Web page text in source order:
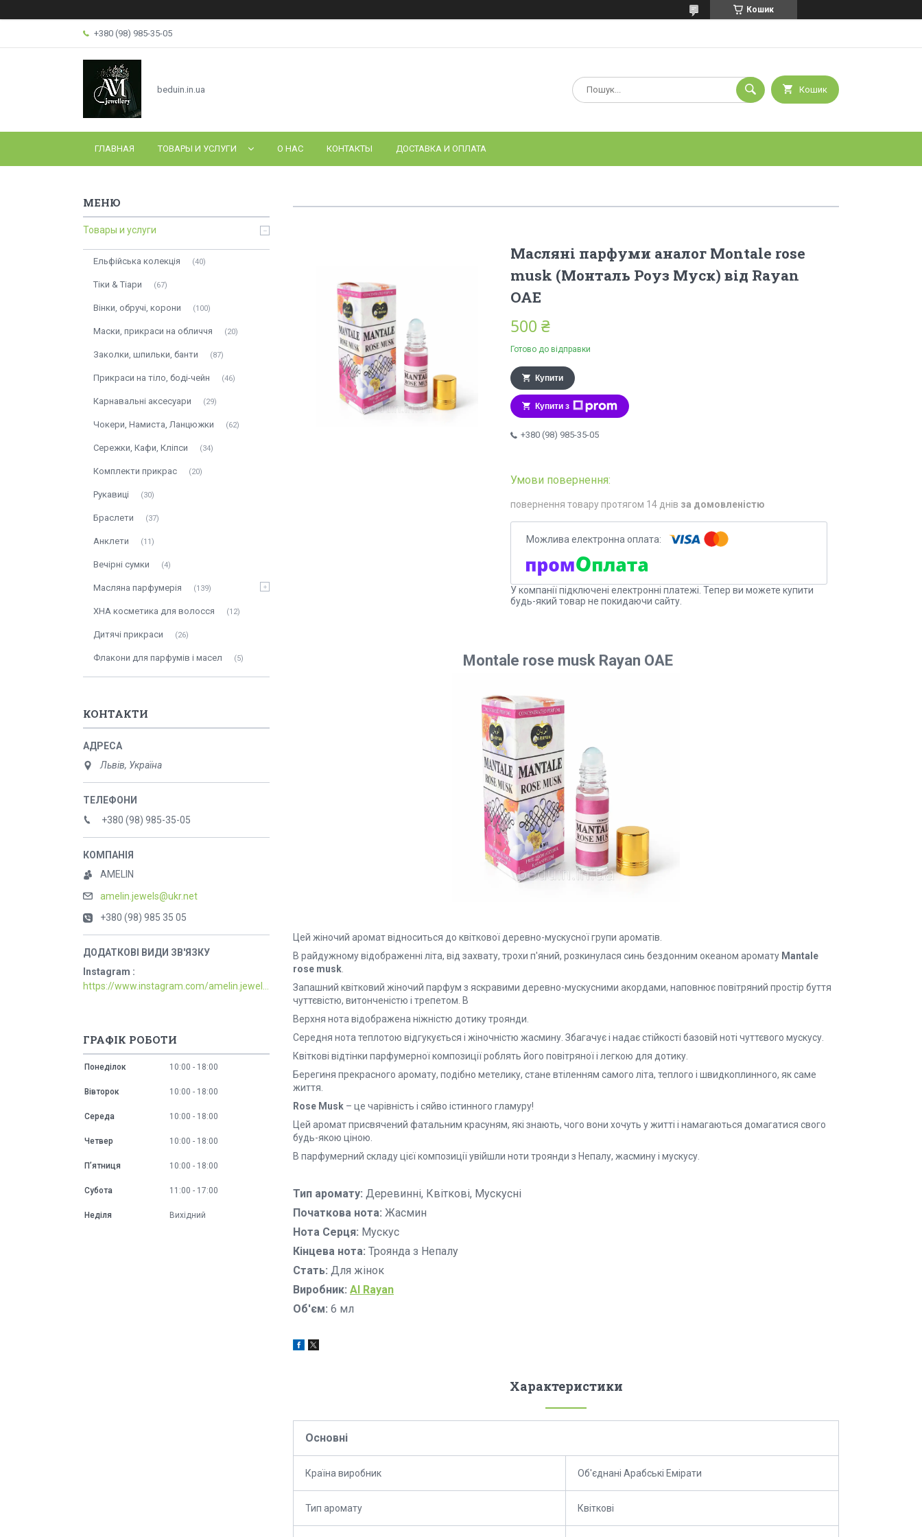
Кошик
+380 (98) 985-35-05
beduin.in.ua Кошик
ГЛАВНАЯ ТОВАРЫ И УСЛУГИ О НАС КОНТАКТЫ ДОСТАВКА И ОПЛАТА
Масляні парфуми аналог Montale rose
musk (Монталь Роуз Муск) від Rayan
ОАЕ
500 ₴
Готово до відправки
Купити
Купити з
+380 (98) 985-35-05
повернення товару протягом 14 днів за домовленістю
У компанії підключені електронні платежі. Тепер ви можете купити
будь-який товар не покидаючи сайту.
Montale rose musk Rayan ОАЕ
Цей жіночий аромат відноситься до квіткової деревно-мускусної групи ароматів.
В райдужному відображенні літа, від захвату, трохи п'яний, розкинулася синь бездонним океаном аромату Mantale
rose musk.
Запашний квітковий жіночий парфум з яскравими деревно-мускусними акордами, наповнює повітряний простір буття
чуттєвістю, витонченістю і трепетом. В
Верхня нота відображена ніжністю дотику троянди.
Середня нота теплотою відгукується і жіночністю жасмину. Збагачує і надає стійкості базовій ноті чуттєвого мускусу.
Квіткові відтінки парфумерної композиції роблять його повітряної і легкою для дотику.
Берегиня прекрасного аромату, подібно метелику, стане втіленням самого літа, теплого і швидкоплинного, як саме
життя.
Rose Musk – це чарівність і сяйво істинного гламуру!
Цей аромат присвячений фатальним красуням, які знають, чого вони хочуть у житті і намагаються домагатися свого
будь-якою ціною.
В парфумерний складу цієї композиції увійшли ноти троянди з Непалу, жасмину і мускусу.
Тип аромату: Деревинні, Квіткові, Мускусні
Початкова нота: Жасмин
Нота Серця: Мускус
Кінцева нота: Троянда з Непалу
Стать: Для жінок
Виробник: Al Rayan
Об'єм: 6 мл
Характеристики
Основні
Країна виробник Об'єднані Арабські Емірати
Тип аромату Квіткові
Товары и услуги
Ельфійська колекція 40
Тіки & Тіари 67
Вінки, обручі, корони 100
Маски, прикраси на обличчя 20
Заколки, шпильки, банти 87
Прикраси на тіло, боді-чейн 46
Карнавальні аксесуари 29
Чокери, Намиста, Ланцюжки 62
Сережки, Кафи, Кліпси 34
Комплекти прикрас 20
Рукавиці 30
Браслети 37
Анклети 11
Вечірні сумки 4
Масляна парфумерія 139
ХНА косметика для волосся 12
Дитячі прикраси 26
Флакони для парфумів і масел 5
КОНТАКТИ
Львів, Україна
+380 (98) 985-35-05
AMELIN
amelin.jewels@ukr.net
+380 (98) 985 35 05
Instagram
https://www.instagram.com/amelin.jewellery/
ГРАФІК РОБОТИ
Понеділок 10:00 18:00
Вівторок 10:00 18:00
Середа 10:00 18:00
Четвер 10:00 18:00
Пʼятниця 10:00 18:00
Субота 11:00 17:00
Неділя Вихідний